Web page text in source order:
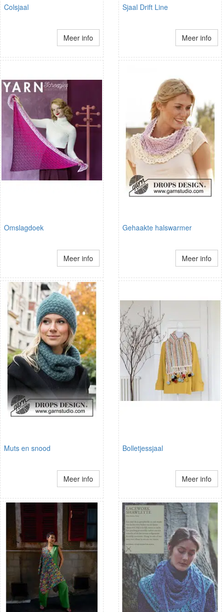
Colsjaal
Meer info
Sjaal Drift Line
Meer info
Omslagdoek
Meer info
Gehaakte halswarmer
Meer info
Muts en snood
Meer info
Bolletjessjaal
Meer info